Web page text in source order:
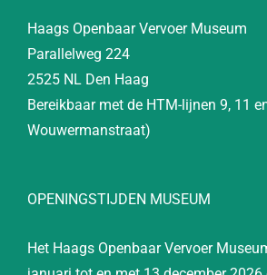
Haags Openbaar Vervoer Museum
Parallelweg 224
2525 NL Den Haag
Bereikbaar met de HTM-lijnen 9, 11
Wouwermanstraat)
OPENINGSTIJDEN MUSEUM
Het Haags Openbaar Vervoer